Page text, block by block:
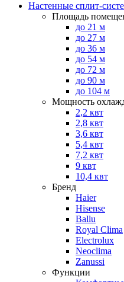
Настенные сплит-
Площадь
до 21 м
до 27 м
до 36 м
до 54 м
до 72 м
до 90 м
до 104 м
Мощность
2,2 квт
2,8 квт
3,6 квт
5,4 квт
7,2 квт
9 квт
10,4 квт
Бренд
Haier
Hisense
Ballu
Royal Clima
Electrolux
Neoclima
Zanussi
Функции